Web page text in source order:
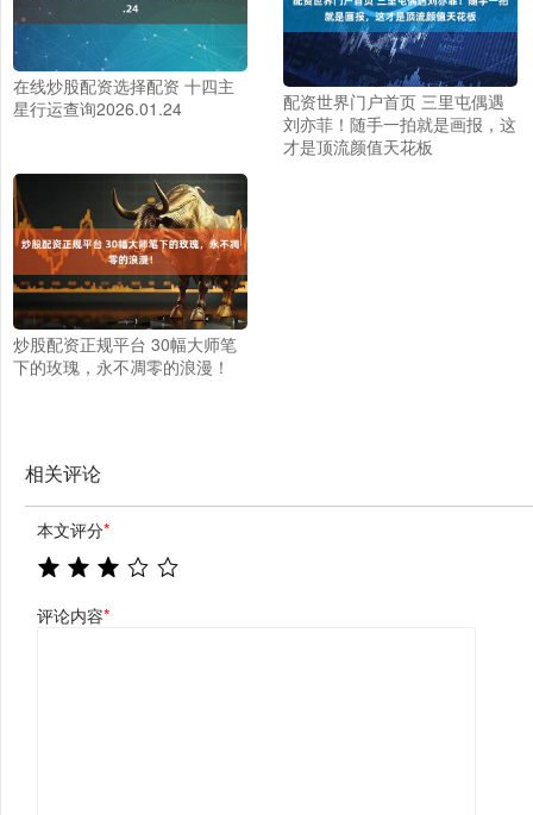
在线炒股配资选择配资 十四主
星行运查询2026.01.24
配资世界门户首页 三里屯偶遇
刘亦菲！随手一拍就是画报，这
才是顶流颜值天花板
炒股配资正规平台 30幅大师笔
下的玫瑰，永不凋零的浪漫！
相关评论
本文评分*
评论内容*